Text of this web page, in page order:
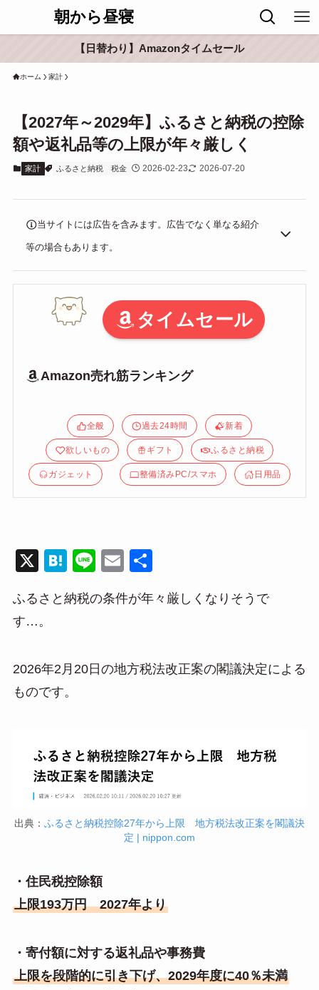
朝から昼寝
【日替わり】Amazonタイムセール
ホーム 家計
【2027年～2029年】ふるさと納税の控除
額や返礼品等の上限が年々厳しく
家計 ふるさと納税 税金 2026-02-23 2026-07-20
当サイトには広告を含みます。広告でなく単なる紹介
等の場合もあります。
タイムセール
Amazon売れ筋ランキング
全般 過去24時間 新着
欲しいもの ギフト ふるさと納税
ガジェット 整備済みPC/スマホ 日用品
X
H
e
Li
e
E
ail
ふるさと納税の条件が年々厳しくなりそうで
す…。
2026年2月20日の地方税法改正案の閣議決定による
ものです。
出典： ふるさと納税控除27年から上限 地方税法改正案を閣議決
定 | nippon.com
・住民税控除額
上限193万円 2027年より
・寄付額に対する返礼品や事務費
上限を段階的に引き下げ、2029年度に40％未満